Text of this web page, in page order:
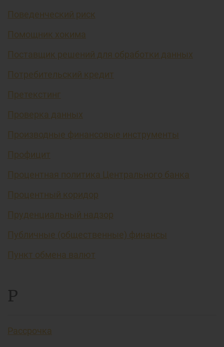
Поведенческий риск
Помощник хокима
Поставщик решений для обработки данных
Потребительский кредит
Претекстинг
Проверка данных
Производные финансовые инструменты
Профицит
Процентная политика Центрального банка
Процентный коридор
Пруденциальный надзор
Публичные (общественные) финансы
Пункт обмена валют
Р
Рассрочка